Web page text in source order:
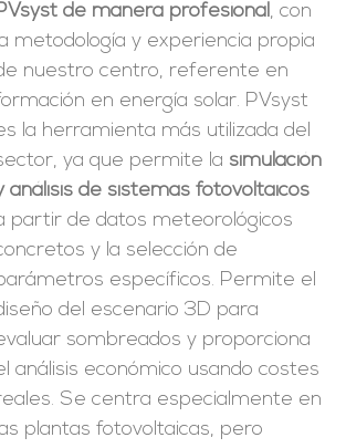
de manera profesional, con
metodología y experiencia propia
nuestro centro, referente en
en energía solar. PVsyst
la herramienta más utilizada del
ya que permite la simulación
análisis de sistemas fotovoltaicos
partir de datos meteorológicos
y la selección de
específicos. Permite el
del escenario 3D para
sombreados y proporciona
análisis económico usando costes
Se centra especialmente en
plantas fotovoltaicas, pero